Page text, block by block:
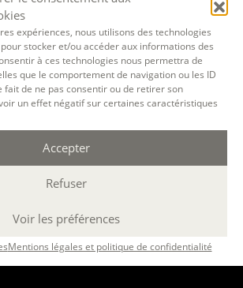
expériences, nous utilisons des technologies
stocker et/ou accéder aux informations des
à ces technologies nous permettra de
que le comportement de navigation ou les ID
fait de ne pas consentir ou de retirer son
un effet négatif sur certaines caractéristiques
Accepter
Refuser
Voir les préférences
Mentions légales et politique de confidentialité
12 OCT. 2026